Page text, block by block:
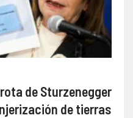
de Sturzenegger
de tierras